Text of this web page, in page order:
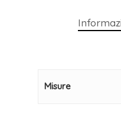
Misure